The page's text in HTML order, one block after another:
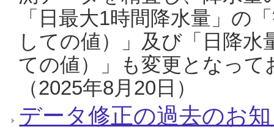
「日最大1時間降水量」の
しての値）」及び「日降
ての値）」も変更となっ
（2025年8月20日）
データ修正の過去のお